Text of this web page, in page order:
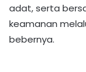
adat, serta
keamanan
bebernya.